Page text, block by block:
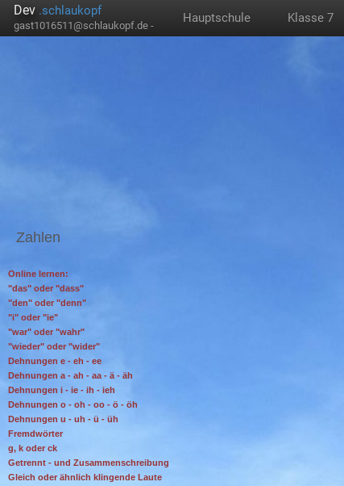
Dev .schlaukopf
gast1016511@schlaukopf.de -
Hauptschule Klasse 7
Zahlen
Online lernen:
"das" oder "dass"
"den" oder "denn"
"i" oder "ie"
"war" oder "wahr"
"wieder" oder "wider"
Dehnungen e - eh - ee
Dehnungen a - ah - aa - ä - äh
Dehnungen i - ie - ih - ieh
Dehnungen o - oh - oo - ö - öh
Dehnungen u - uh - ü - üh
Fremdwörter
g, k oder ck
Getrennt - und Zusammenschreibung
Gleich oder ähnlich klingende Laute